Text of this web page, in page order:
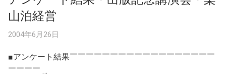
山泊経営
2004年6月26日
■アンケート結果￣￣￣￣￣￣￣￣￣￣￣￣￣￣￣￣￣￣
￣￣￣￣ …